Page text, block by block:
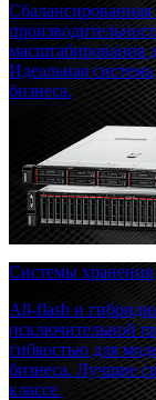
масштабирования
Идеальная
бизнеса.
Системы
All-flash и
исключительной
гибкостью для
бизнеса. Лучшие
классе.